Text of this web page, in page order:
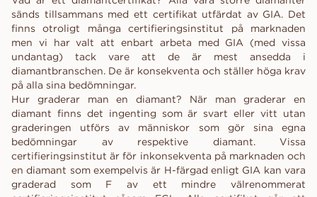
sänds tillsammans med ett certifikat utfärdat av GIA. Det
finns otroligt många certifieringsinstitut på marknaden
men vi har valt att enbart arbeta med GIA (med vissa
undantag) tack vare att de är mest ansedda i
diamantbranschen. De är konsekventa och ställer höga krav
på alla sina bedömningar.
Hur graderar man en diamant? När man graderar en
diamant finns det ingenting som är svart eller vitt utan
graderingen utförs av människor som gör sina egna
bedömningar av respektive diamant. Vissa
certifieringsinstitut är för inkonsekventa på marknaden och
en diamant som exempelvis är H-färgad enligt GIA kan vara
graderad som F av ett mindre välrenommerat